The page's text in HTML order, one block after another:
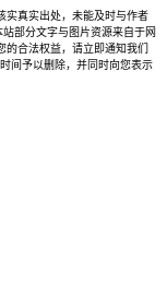
实真实出处，未能及时与作者
部分文字与图片资源来自于网
合法权益，请立即通知我们
间予以删除，并同时向您表示